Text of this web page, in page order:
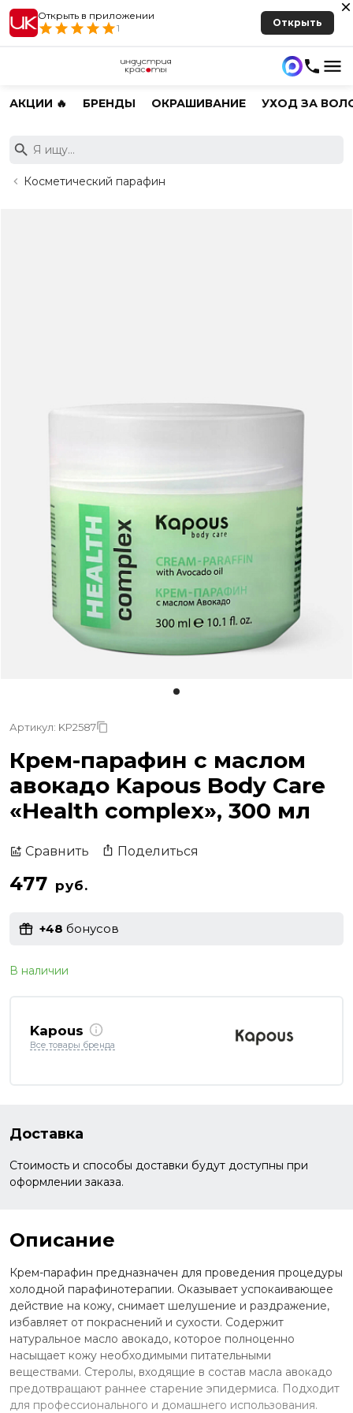
Открыть в приложении
1
Открыть
АКЦИИ 🔥 БРЕНДЫ ОКРАШИВАНИЕ УХОД ЗА
Косметический парафин
Артикул: KP2587
Крем-парафин с маслом
авокадо Kapous Body Care
«Health complex», 300 мл
Сравнить Поделиться
477 руб.
+48 бонусов
В наличии
Kapous
Все товары бренда
Доставка
Стоимость и способы доставки будут доступны при
оформлении заказа.
Описание
Крем-парафин предназначен для проведения процедуры
холодной парафинотерапии. Оказывает успокаивающее
действие на кожу, снимает шелушение и раздражение,
избавляет от покраснений и сухости. Содержит
натуральное масло авокадо, которое полноценно
насыщает кожу необходимыми питательными
веществами. Стеролы, входящие в состав масла авокадо
предотвращают раннее старение эпидермиса. Подходит
для профессионального и домашнего использования.